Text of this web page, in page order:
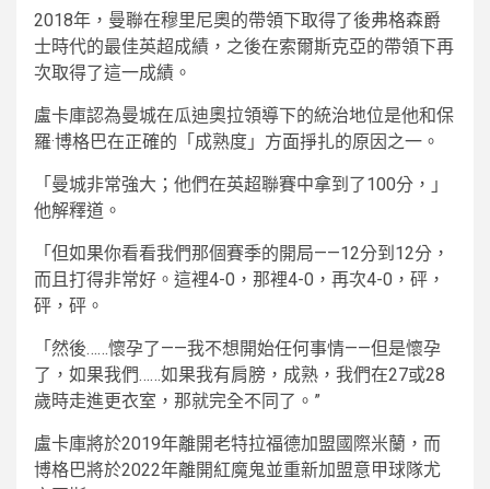
2018年，曼聯在穆里尼奧的帶領下取得了後弗格森爵
士時代的最佳英超成績，之後在索爾斯克亞的帶領下再
次取得了這一成績。
盧卡庫認為曼城在瓜迪奧拉領導下的統治地位是他和保
羅·博格巴在正確的「成熟度」方面掙扎的原因之一。
「曼城非常強大；他們在英超聯賽中拿到了100分，」
他解釋道。
「但如果你看看我們那個賽季的開局——12分到12分，
而且打得非常好。這裡4-0，那裡4-0，再次4-0，砰，
砰，砰。
「然後……懷孕了——我不想開始任何事情——但是懷孕
了，如果我們……如果我有肩膀，成熟，我們在27或28
歲時走進更衣室，那就完全不同了。”
盧卡庫將於2019年離開老特拉福德加盟國際米蘭，而
博格巴將於2022年離開紅魔鬼並重新加盟意甲球隊尤